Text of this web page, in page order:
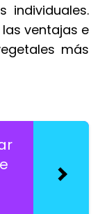
individuales.
ventajas e
más